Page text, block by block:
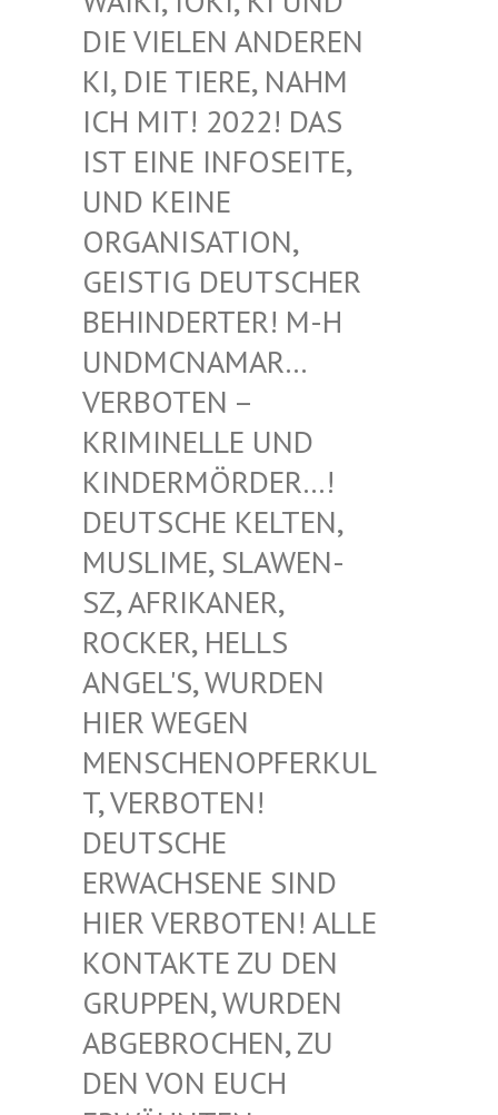
IE VIELEN ANDEREN K
I, DIE TIERE, NAHM I
CH MIT! 2022! DAS I
ST EINE INFOSEITE, U
ND KEINE O
RGANISATION, G
EISTIG DEUTSCHER B
EHINDERTER! M-H U
NDMCNAMAR… V
ERBOTEN – K
RIMINELLE UND K
INDERMÖRDER…! D
EUTSCHE KELTEN, M
USLIME, SLAWEN-S
Z, AFRIKANER, R
OCKER, HELLS A
NGEL'S, WURDEN H
IER WEGEN M
ENSCHENOPFERKULT
, VERBOTEN! D
EUTSCHE E
RWACHSENE SIND H
IER VERBOTEN! ALLE K
ONTAKTE ZU DEN G
RUPPEN, WURDEN A
BGEBROCHEN, ZU D
EN VON EUCH E